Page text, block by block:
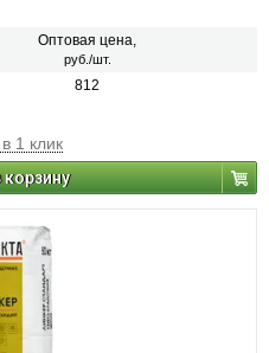
Оптовая цена,
руб./шт.
812
1 клик